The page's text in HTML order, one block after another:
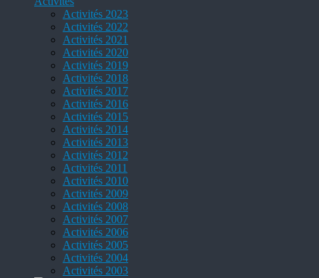
Activités 2023
Activités 2022
Activités 2021
Activités 2020
Activités 2019
Activités 2018
Activités 2017
Activités 2016
Activités 2015
Activités 2014
Activités 2013
Activités 2012
Activités 2011
Activités 2010
Activités 2009
Activités 2008
Activités 2007
Activités 2006
Activités 2005
Activités 2004
Activités 2003